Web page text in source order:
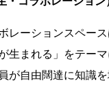
レーションスペース
生まれる」をテー
が自由闊達に知識